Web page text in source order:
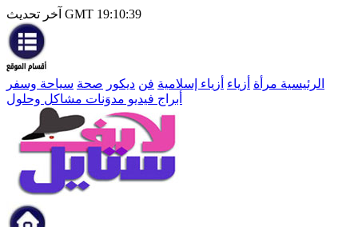
آخر تحديث GMT 19:10:39
الرئيسية مرأة أزياء أزياء إسلامية فن ديكور صحة سياحة وسفر
أبراج فيديو مدوَنات مشاكل وحلول